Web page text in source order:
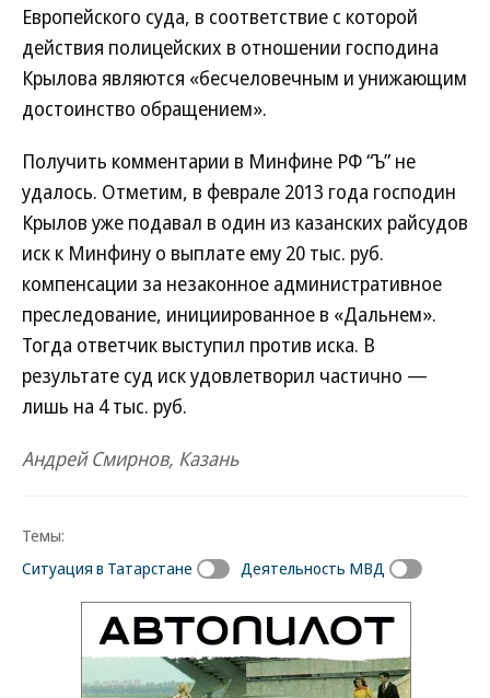
Европейского cуда, в соответствие с которой
действия полицейских в отношении господина
Крылова являются «бесчеловечным и унижающим
достоинство обращением».
Получить комментарии в Минфине РФ “Ъ” не
удалось. Отметим, в феврале 2013 года господин
Крылов уже подавал в один из казанских райсудов
иск к Минфину о выплате ему 20 тыс. руб.
компенсации за незаконное административное
преследование, инициированное в «Дальнем».
Тогда ответчик выступил против иска. В
результате суд иск удовлетворил частично —
лишь на 4 тыс. руб.
Андрей Смирнов, Казань
Темы:
Ситуация в Татарстане
Деятельность МВД